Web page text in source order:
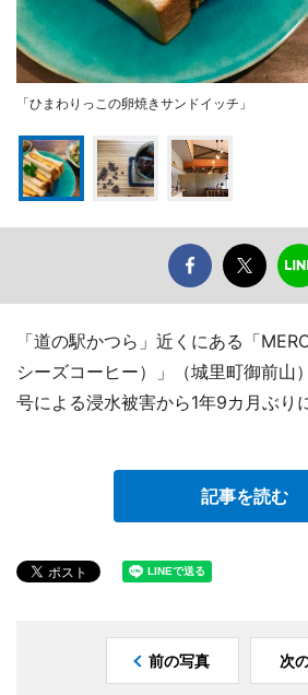
「ひまわりっこの卵焼きサンドイッチ」
「道の駅かつら」近くにある「
シーズコーヒー）」（城里町御前山
号による浸水被害から1年9カ月ぶり
記事を読む
前の写真 次